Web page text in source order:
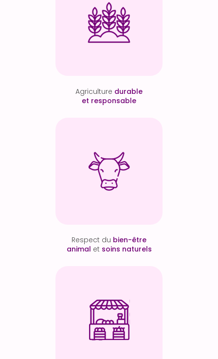
Agriculture durable
et responsable
Respect du bien-être
animal et soins naturels